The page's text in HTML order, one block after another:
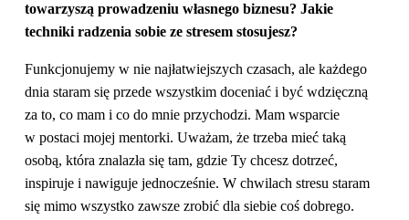
towarzyszą prowadzeniu własnego biznesu? Jakie
techniki radzenia sobie ze stresem stosujesz?
Funkcjonujemy w nie najłatwiejszych czasach, ale każdego
dnia staram się przede wszystkim doceniać i być wdzięczną
za to, co mam i co do mnie przychodzi. Mam wsparcie
w postaci mojej mentorki. Uważam, że trzeba mieć taką
osobą, która znalazła się tam, gdzie Ty chcesz dotrzeć,
inspiruje i nawiguje jednocześnie. W chwilach stresu staram
się mimo wszystko zawsze zrobić dla siebie coś dobrego.